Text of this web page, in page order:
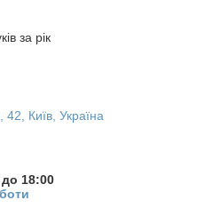
за рік
42, Київ, Україна
18:00